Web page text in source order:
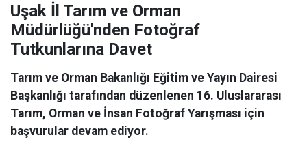
Uşak İl Tarım ve Orman
Müdürlüğü'nden Fotoğraf
Tutkunlarına Davet
Tarım ve Orman Bakanlığı Eğitim ve Yayın Dairesi
Başkanlığı tarafından düzenlenen 16. Uluslararası
Tarım, Orman ve İnsan Fotoğraf Yarışması için
başvurular devam ediyor.